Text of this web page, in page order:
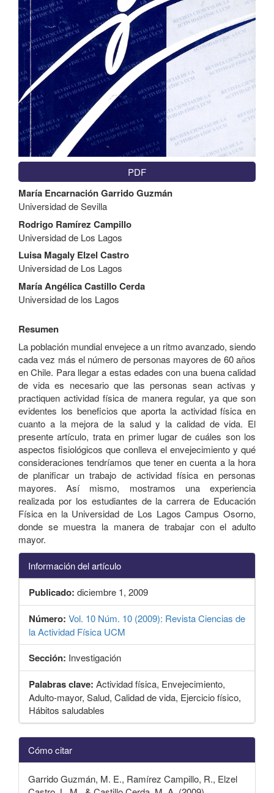
PDF
Contenido
principal
del
artículo
María Encarnación Garrido Guzmán
Universidad de Sevilla
Rodrigo Ramírez Campillo
Universidad de Los Lagos
Luisa Magaly Elzel Castro
Universidad de Los Lagos
María Angélica Castillo Cerda
Universidad de los Lagos
Resumen
La población mundial envejece a un ritmo avanzado, siendo
cada vez más el número de personas mayores de 60 años
en Chile. Para llegar a estas edades con una buena calidad
de vida es necesario que las personas sean activas y
practiquen actividad física de manera regular, ya que son
evidentes los beneficios que aporta la actividad física en
cuanto a la mejora de la salud y la calidad de vida. El
presente artículo, trata en primer lugar de cuáles son los
aspectos fisiológicos que conlleva el envejecimiento y qué
consideraciones tendríamos que tener en cuenta a la hora
de planificar un trabajo de actividad física en personas
mayores. Así mismo, mostramos una experiencia
realizada por los estudiantes de la carrera de Educación
Física en la Universidad de Los Lagos Campus Osorno,
donde se muestra la manera de trabajar con el adulto
mayor.
Información del artículo
Publicado: diciembre 1, 2009
Número: Vol. 10 Núm. 10 (2009): Revista Ciencias de
la Actividad Física UCM
Sección: Investigación
Palabras clave: Actividad física, Envejecimiento,
Adulto-mayor, Salud, Calidad de vida, Ejercicio físico,
Hábitos saludables
Detalles
del
artículo
Cómo citar
Garrido Guzmán, M. E., Ramírez Campillo, R., Elzel